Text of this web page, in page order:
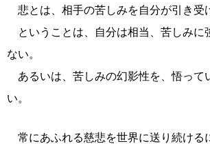
悲とは、相手の苦しみを自分が引き受
ということは、自分は相当、苦しみに
ない。
あるいは、苦しみの幻影性を、悟って
い。
常にあふれる慈悲を世界に送り続ける